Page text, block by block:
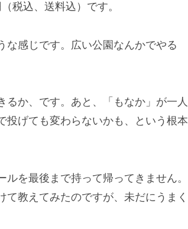
税込、送料込）です。
な感じです。広い公園なんかでやる
るか、です。あと、「もなか」が一人
投げても変わらないかも、という根本
を最後まで持って帰ってきません。
教えてみたのですが、未だにうまく